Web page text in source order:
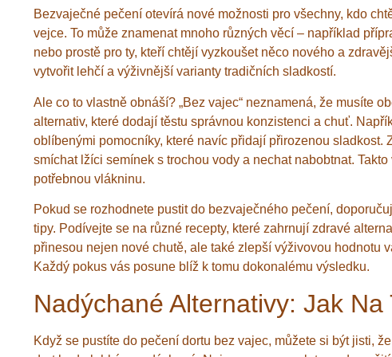
Bezvaječné pečení otevírá nové možnosti pro všechny, kdo
vejce. To může znamenat mnoho různých věcí – například
nebo prostě pro ty, kteří chtějí vyzkoušet něco nového a
vytvořit lehčí a výživnější varianty tradičních sladkostí.
Ale co to vlastně obnáší? „Bez vajec“ neznamená, že musíte
alternativ, které dodají těstu správnou konzistenci a chuť.
oblíbenými pomocníky, které navíc přidají přirozenou sladkost.
smíchat lžíci semínek s trochou vody a nechat nabobtnat.
potřebnou vlákninu.
Pokud se rozhodnete pustit do bezvaječného pečení,
tipy. Podívejte se na různé recepty, které zahrnují zdravé
přinesou nejen nové chutě, ale také zlepší výživovou hodnotu
Každý pokus vás posune blíž k tomu dokonalému výsledku.
Nadýchané Alternativy: Jak Na
Když se pustíte do pečení dortu bez vajec, můžete si být jisti,